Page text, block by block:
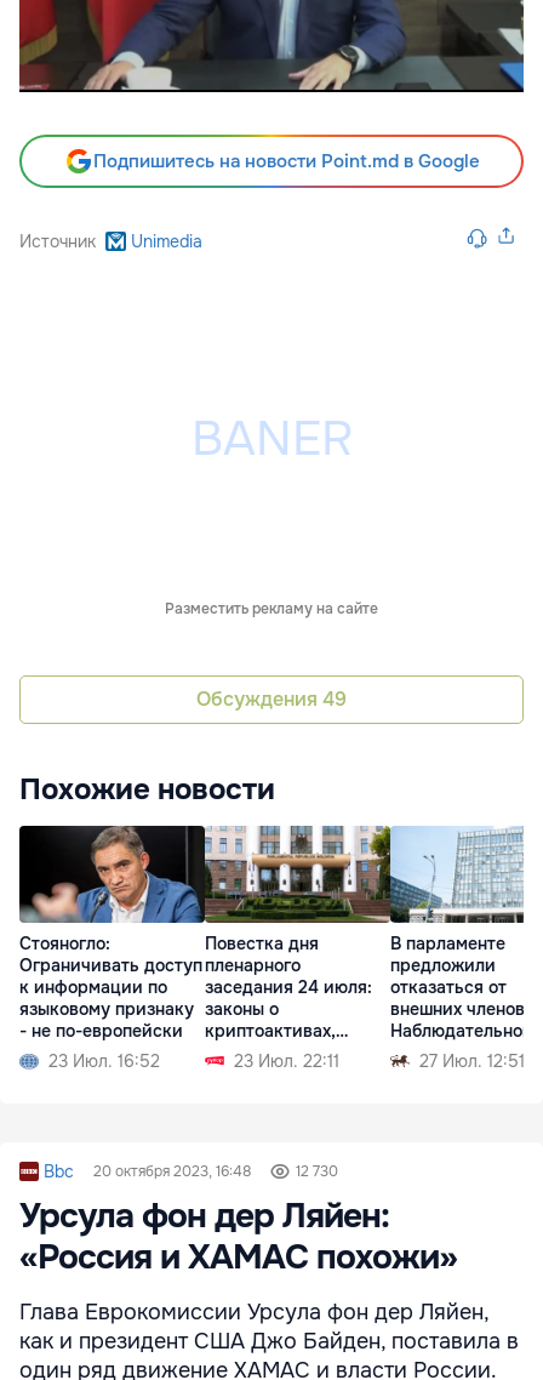
Подпишитесь на новости Point.md в Google
Источник Unimedia
Разместить рекламу на сайте
Обсуждения 49
Похожие новости
Стояногло:
Ограничивать доступ
к информации по
языковому признаку
- не по-европейски
23 Июл. 16:52
Повестка дня
пленарного
заседания 24 июля:
законы о
криптоактивах,
судебной реформе
23 Июл. 22:11
В парламенте
предложили
отказаться от
внешних членов
Наблюдательного
совета НБМ
27 Июл. 12:51
Bbc 20 октября 2023, 16:48 12 730
Урсула фон дер Ляйен:
«Россия и ХАМАС похожи»
Глава Еврокомиссии Урсула фон дер Ляйен,
как и президент США Джо Байден, поставила в
один ряд движение ХАМАС и власти России.